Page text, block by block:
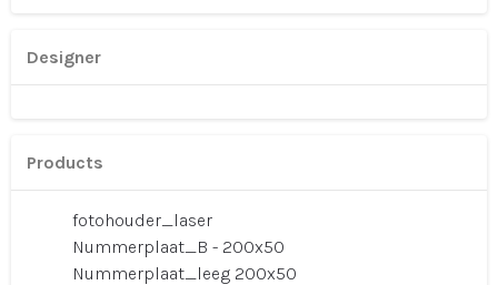
Designer
Products
fotohouder_laser
Nummerplaat_B - 200x50
Nummerplaat_leeg 200x50